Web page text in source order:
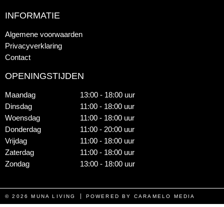
INFORMATIE
Algemene voorwaarden
Privacyverklaring
Contact
OPENINGSTIJDEN
Maandag
Dinsdag
Woensdag
Donderdag
Vrijdag
Zaterdag
Zondag
13:00 - 18:00 uur
11:00 - 18:00 uur
11:00 - 18:00 uur
11:00 - 20:00 uur
11:00 - 18:00 uur
11:00 - 18:00 uur
13:00 - 18:00 uur
© 2026 MUNA LIVING POWERED BY CARAMELO MEDIA